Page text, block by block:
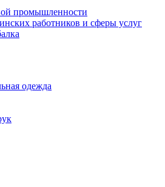
промышленности
работников и сферы услуг
одежда